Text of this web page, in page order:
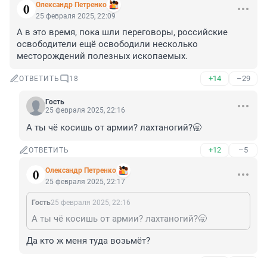
Олександр Петренко
25 февраля 2025, 22:09
А в это время, пока шли переговоры, российские
освободители ещё освободили несколько
месторождений полезных ископаемых.
ОТВЕТИТЬ 18 +14 –29
Гость
25 февраля 2025, 22:16
А ты чё косишь от армии? лахтаногий?🥱
ОТВЕТИТЬ +12 –5
Олександр Петренко
25 февраля 2025, 22:17
Гость25 февраля 2025, 22:16
А ты чё косишь от армии? лахтаногий?🥱
Да кто ж меня туда возьмёт?